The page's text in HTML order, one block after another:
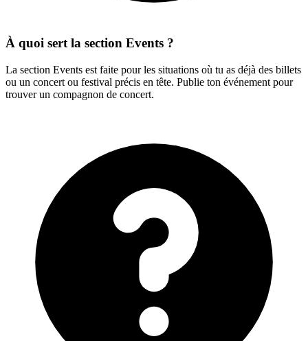
À quoi sert la section Events ?
La section Events est faite pour les situations où tu as déjà des billets
ou un concert ou festival précis en tête. Publie ton événement pour
trouver un compagnon de concert.